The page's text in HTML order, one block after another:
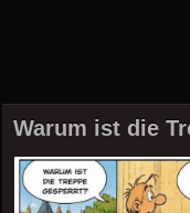
Warum ist die